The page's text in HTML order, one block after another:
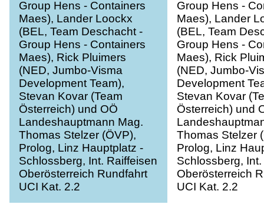
Maes), Rick Pluimers
(NED, Jumbo-Visma
Development Team),
Stevan Kovar (Team
Österreich) und OÖ
Landeshauptmann Mag.
Thomas Stelzer (ÖVP),
Prolog, Linz Hauptplatz -
Schlossberg, Int. Raiffeisen
Oberösterreich Rundfahrt
UCI Kat. 2.2
Maes), Rick
(NED, Jumbo-
Development
Stevan Kovar
Österreich) und
Thomas Stelzer
Prolog, Linz
Schlossberg,
Oberösterreich
UCI Kat. 2.2